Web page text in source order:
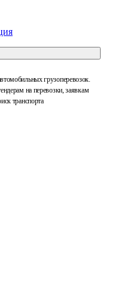
грузоперевозок.
на перевозки, заявкам
транспорта